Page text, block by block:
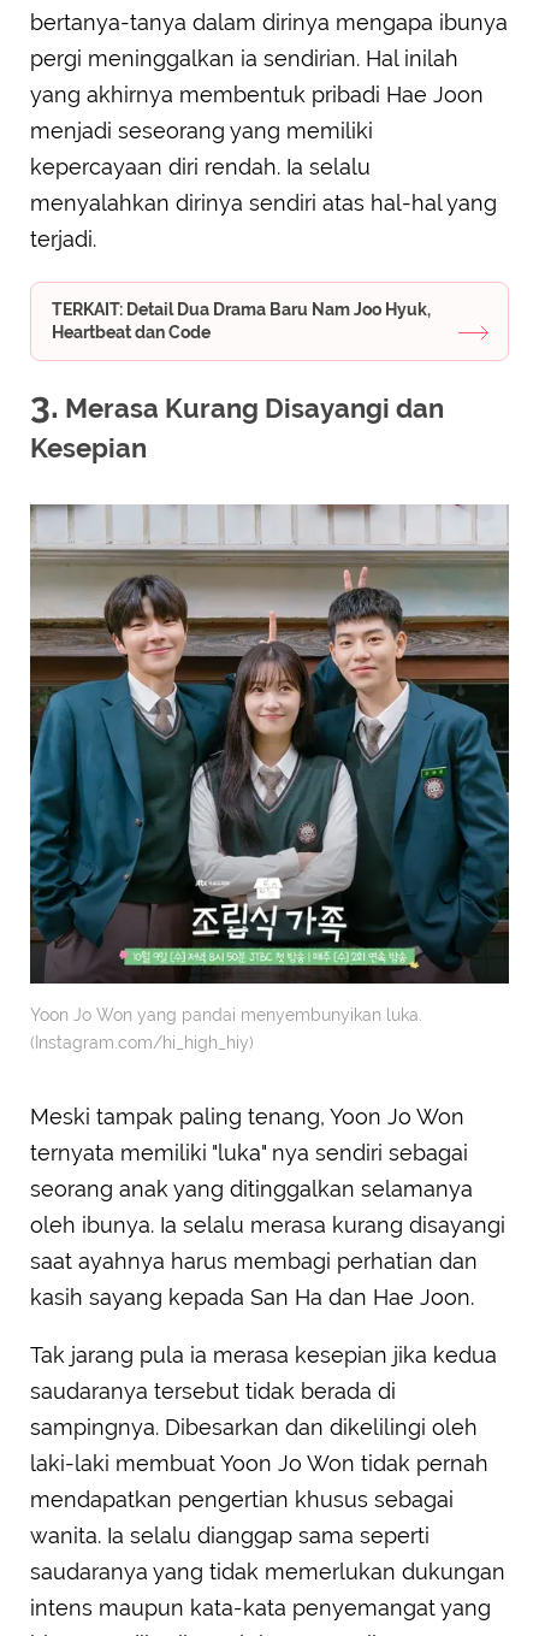
bertanya-tanya dalam dirinya mengapa ibunya
pergi meninggalkan ia sendirian. Hal inilah
yang akhirnya membentuk pribadi Hae Joon
menjadi seseorang yang memiliki
kepercayaan diri rendah. Ia selalu
menyalahkan dirinya sendiri atas hal-hal yang
terjadi.
TERKAIT: Detail Dua Drama Baru Nam Joo Hyuk,
Heartbeat dan Code
3. Merasa Kurang Disayangi dan
Kesepian
Yoon Jo Won yang pandai menyembunyikan luka.
(Instagram.com/hi_high_hiy)
Meski tampak paling tenang, Yoon Jo Won
ternyata memiliki "luka" nya sendiri sebagai
seorang anak yang ditinggalkan selamanya
oleh ibunya. Ia selalu merasa kurang disayangi
saat ayahnya harus membagi perhatian dan
kasih sayang kepada San Ha dan Hae Joon.
Tak jarang pula ia merasa kesepian jika kedua
saudaranya tersebut tidak berada di
sampingnya. Dibesarkan dan dikelilingi oleh
laki-laki membuat Yoon Jo Won tidak pernah
mendapatkan pengertian khusus sebagai
wanita. Ia selalu dianggap sama seperti
saudaranya yang tidak memerlukan dukungan
intens maupun kata-kata penyemangat yang